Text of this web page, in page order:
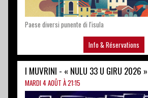
I MUVRINI - « NULU 33 U GIRU 2026 »
MARDI 4 AOÛT À 21:15